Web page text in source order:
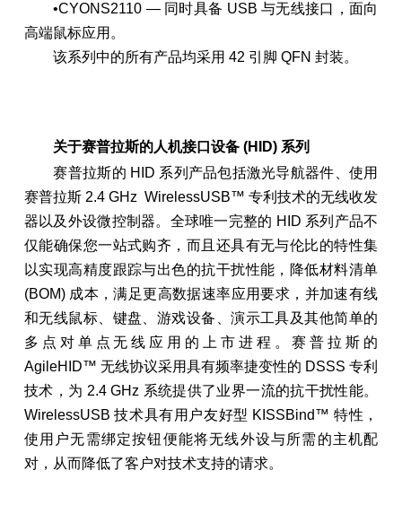
•CYONS2110 — 同时具备 USB 与无线接口，面向
高端鼠标应用。
该系列中的所有产品均采用 42 引脚 QFN 封装。
关于赛普拉斯的人机接口设备 (HID) 系列
赛普拉斯的 HID 系列产品包括激光导航器件、使用
赛普拉斯 2.4 GHz WirelessUSB™ 专利技术的无线收发
器以及外设微控制器。全球唯一完整的 HID 系列产品不
仅能确保您一站式购齐，而且还具有无与伦比的特性集
以实现高精度跟踪与出色的抗干扰性能，降低材料清单
(BOM) 成本，满足更高数据速率应用要求，并加速有线
和无线鼠标、键盘、游戏设备、演示工具及其他简单的
多点对单点无线应用的上市进程。赛普拉斯的
AgileHID™ 无线协议采用具有频率捷变性的 DSSS 专利
技术，为 2.4 GHz 系统提供了业界一流的抗干扰性能。
WirelessUSB 技术具有用户友好型 KISSBind™ 特性，
使用户无需绑定按钮便能将无线外设与所需的主机配
对，从而降低了客户对技术支持的请求。